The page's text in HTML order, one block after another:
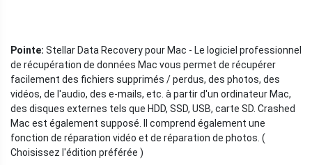
Pointe: Stellar Data Recovery pour Mac - Le logiciel professionnel
de récupération de données Mac vous permet de récupérer
facilement des fichiers supprimés / perdus, des photos, des
vidéos, de l'audio, des e-mails, etc. à partir d'un ordinateur Mac,
des disques externes tels que HDD, SSD, USB, carte SD. Crashed
Mac est également supposé. Il comprend également une
fonction de réparation vidéo et de réparation de photos. (
Choisissez l'édition préférée )